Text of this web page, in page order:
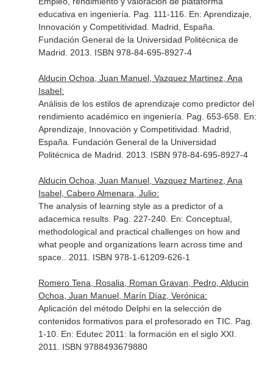
educativa en ingeniería. Pag. 111-116. En: Aprendizaje,
Innovación y Competitividad . Madrid, España.
Fundación General de la Universidad Politécnica de
Madrid. 2013. ISBN 978-84-695-8927-4
Alducin Ochoa, Juan Manuel, Vazquez Martinez, Ana
Isabel:
Análisis de los estilos de aprendizaje como predictor del
rendimiento académico en ingeniería. Pag. 653-658. En:
Aprendizaje, Innovación y Competitividad . Madrid,
España. Fundación General de la Universidad
Politécnica de Madrid. 2013. ISBN 978-84-695-8927-4
Alducin Ochoa, Juan Manuel, Vazquez Martinez, Ana
Isabel, Cabero Almenara, Julio:
The analysis of learning style as a predictor of a
adacemica results. Pag. 227-240. En: Conceptual,
methodological and practical challenges on how and
what people and organizations learn across time and
space.
. 2011. ISBN 978-1-61209-626-1
Romero Tena, Rosalia, Roman Gravan, Pedro, Alducin
Ochoa, Juan Manuel, Marín Díaz, Verónica:
Aplicación del método Delphi en la selección de
contenidos formativos para el profesorado en TIC. Pag.
1-10. En: Edutec 2011: la formación en el siglo XXI
2011. ISBN 9788493679880